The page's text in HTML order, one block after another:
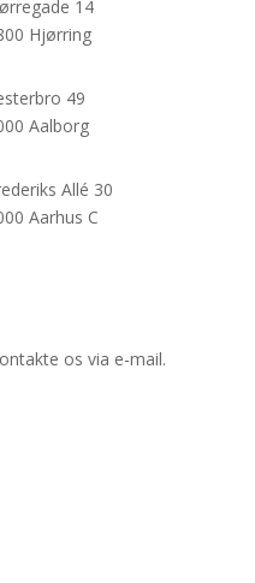
14
Hjørring
49
Aalborg
Allé 30
Aarhus C
os via e-mail.